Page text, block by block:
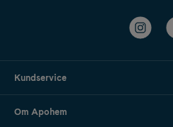
Kundservice
Om Apohem